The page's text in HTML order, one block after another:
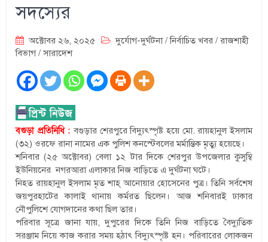
সদস্যের
অক্টোবর ২৬, ২০২৫ দুর্যোগ-দুর্ঘটনা/নির্বাচিত খবর /রাজশাহী
বিভাগ/সারাদেশ
বগুড়া প্রতিনিধি :বগুড়ার শেরপুরে বিদ্যুৎস্পৃষ্ট হয়ে মো. রায়হানুল ইসলাম
(৩২) ওরফে রানা নামের এক পুলিশ কনস্টেবলের মর্মান্তিক মৃত্যু হয়েছে।
শনিবার (২৫ অক্টোবর) বেলা ১২ টার দিকে শেরপুর উপজেলার কুসুম্বি
ইউনিয়নের নগরআরা এলাকার নিজ বাড়িতে এ দুর্ঘটনা ঘটে।
নিহত রায়হানুল ইসলাম মৃত শাহ্ আনোয়ার হোসেনের পুত্র। তিনি সর্বশেষ
জয়পুরহাটের কালাই থানায় কর্মরত ছিলেন। আজ শনিবারই ঢাকার
নৌপুলিশে যোগদানের কথা ছিল তার।
পরিবার সূত্রে জানা যায়, দুপুরের দিকে তিনি নিজ বাড়িতে বৈদ্যুতিক
সরঞ্জাম নিয়ে কাজ করার সময় হঠাৎ বিদ্যুৎস্পৃষ্ট হন। পরিবারের লোকজন